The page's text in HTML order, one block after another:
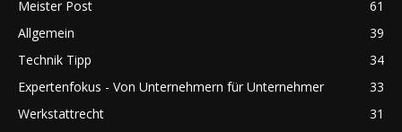
Meister Post
61
Allgemein
39
Technik Tipp
34
Expertenfokus - Von Unternehmern für Unternehmer
33
Werkstattrecht
31